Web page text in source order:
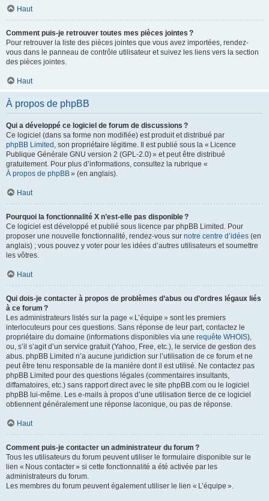
Haut
Comment puis-je retrouver toutes mes pièces jointes ?
Pour retrouver la liste des pièces jointes que vous avez importées, rendez-
vous dans le panneau de contrôle utilisateur et suivez les liens vers la section
des pièces jointes.
Haut
À propos de phpBB
Qui a développé ce logiciel de forum de discussions ?
Ce logiciel (dans sa forme non modifiée) est produit et distribué par
phpBB Limited , son propriétaire légitime. Il est publié sous la « Licence
Publique Générale GNU version 2 (GPL-2.0) » et peut être distribué
gratuitement. Pour plus d’informations, consultez la rubrique «
À propos de phpBB» (en anglais).
Haut
Pourquoi la fonctionnalité X n’est-elle pas disponible ?
Ce logiciel est développé et publié sous licence par phpBB Limited. Pour
proposer une nouvelle fonctionnalité, rendez-vous sur notre centre d’idées (en
anglais) ; vous pouvez y voter pour les idées d’autres utilisateurs et soumettre
les vôtres.
Haut
Qui dois-je contacter à propos de problèmes d’abus ou d’ordres légaux liés
à ce forum ?
Les administrateurs listés sur la page « L’équipe » sont les premiers
interlocuteurs pour ces questions. Sans réponse de leur part, contactez le
propriétaire du domaine (informations disponibles via une requête WHOIS),
ou, s’il s’agit d’un service gratuit (Yahoo, Free, etc.), le service de gestion des
abus. phpBB Limited n’a aucune juridiction sur l’utilisation de ce forum et ne
peut être tenu responsable de la manière dont il est utilisé. Ne contactez pas
phpBB Limited pour des questions légales (commentaires insultants,
diffamatoires, etc.) sans rapport direct avec le site phpBB.com ou le logiciel
phpBB lui-même. Les e-mails à propos d’une utilisation tierce de ce logiciel
obtiennent généralement une réponse laconique, ou pas de réponse.
Haut
Comment puis-je contacter un administrateur du forum ?
Tous les utilisateurs du forum peuvent utiliser le formulaire disponible sur le
lien « Nous contacter » si cette fonctionnalité a été activée par les
administrateurs du forum.
Les membres du forum peuvent également utiliser le lien « L’équipe ».